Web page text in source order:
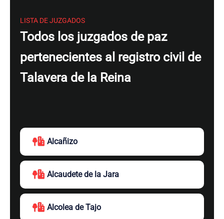
LISTA DE JUZGADOS
Todos los juzgados de paz
pertenecientes al registro civil de
Talavera de la Reina
Alcañizo
Alcaudete de la Jara
Alcolea de Tajo